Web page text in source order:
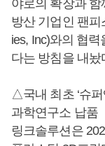
야로의 확장과 함
방산 기업인 팬피
ies, Inc)와의 협
다는 방침을 내놨
△국내 최초 ‘슈
과학연구소 납품
링크솔루션은